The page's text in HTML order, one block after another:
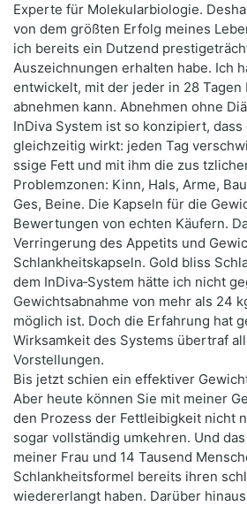
Experte für Molekularbiologie.
von dem größten Erfolg meines
ich bereits ein Dutzend
Auszeichnungen erhalten habe. Ich
entwickelt, mit der jeder in 28 Tagen
abnehmen kann. Abnehmen ohne
InDiva System ist so konzipiert,
gleichzeitig wirkt: jeden Tag
ssige Fett und mit ihm die zus
Problemzonen: Kinn, Hals, Arme,
Ges, Beine. Die Kapseln für die
Bewertungen von echten Käufern.
Verringerung des Appetits und
Schlankheitskapseln. Gold bliss
dem InDiva‑System hätte ich nicht
Gewichtsabnahme von mehr als 24
möglich ist. Doch die Erfahrung hat
Wirksamkeit des Systems übertraf
Vorstellungen.
Bis jetzt schien ein effektiver
Aber heute können Sie mit meiner
den Prozess der Fettleibigkeit nicht
sogar vollständig umkehren. Und
meiner Frau und 14 Tausend
Schlankheitsformel bereits ihren
wiedererlangt haben. Darüber